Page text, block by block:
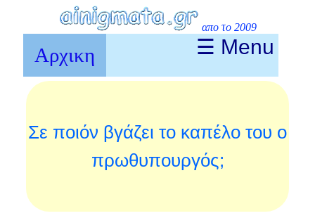
απο το 2009
Αρχικη ☰ Menu
Σε ποιόν βγάζει το καπέλο του ο
πρωθυπουργός;